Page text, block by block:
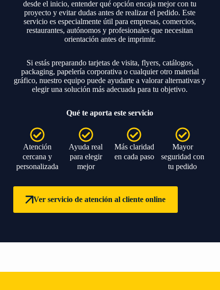
desde el inicio, entender qué opción encaja mejor con tu
proyecto y evitar dudas antes de realizar el pedido. Este
servicio es especialmente útil para empresas, comercios,
restaurantes, autónomos y profesionales que necesitan
orientación antes de imprimir.
Si estás preparando tarjetas de visita, flyers, catálogos,
packaging, papelería corporativa o cualquier otro material
gráfico, nuestro equipo puede ayudarte a valorar alternativas y
elegir una solución más adecuada para tu objetivo.
Qué te aporta este servicio
Atención
cercana y
personalizada
Ayuda real
para elegir
mejor
Más claridad
en cada paso
Mayor
seguridad con
tu pedido
Ver servicio de atención al cliente online